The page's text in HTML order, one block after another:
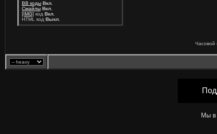
BB коды Вкл.
Смайлы Вкл.
[IMG] код Вкл.
HTML код Выкл.
Часовой
Мы в